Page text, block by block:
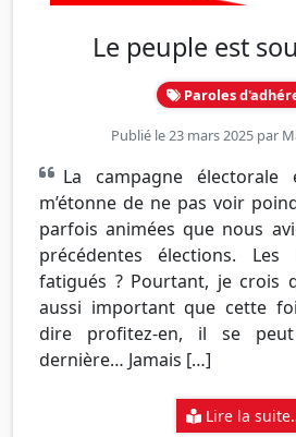
Le peuple est
Paroles
Publié le 23 mars 2025 par
La campagne
m’étonne de ne pas voir
parfois animées que nous
précédentes élections. Les
fatigués ? Pourtant, je crois
aussi important que cette
dire profitez-en, il se
dernière… Jamais […]
Lire la